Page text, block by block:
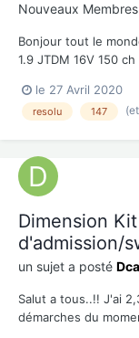
Nouveaux Membres
Bonjour tout le
1.9 JTDM 16V 150
l'origine tous je fait
🙂 ), durite turbo
le 27 Avril 2020
resolu 147
Dimension
d'admission/
un sujet a posté
Salut a tous..!! J'ai
démarches du